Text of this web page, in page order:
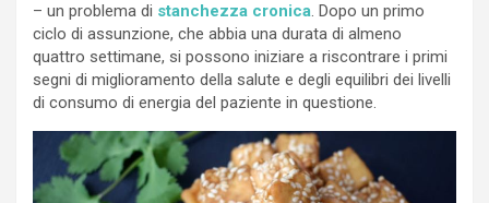
– un problema di stanchezza cronica. Dopo un primo
ciclo di assunzione, che abbia una durata di almeno
quattro settimane, si possono iniziare a riscontrare i primi
segni di miglioramento della salute e degli equilibri dei livelli
di consumo di energia del paziente in questione.